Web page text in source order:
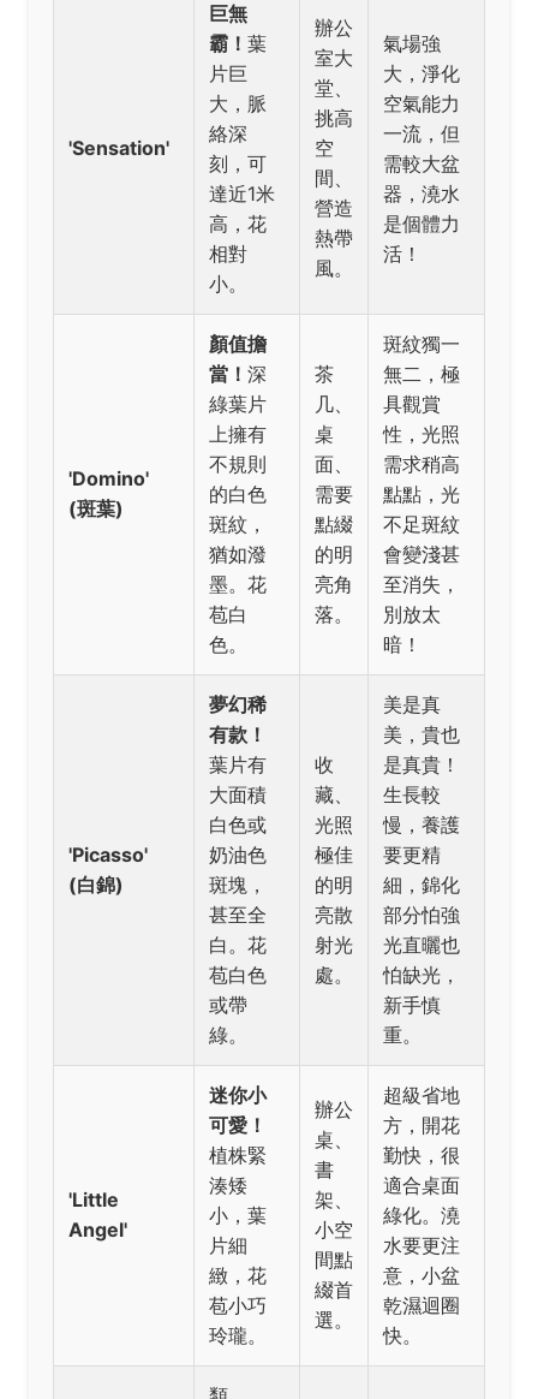
'Sensation'
巨無
霸！ 葉
片巨
大，脈
絡深
刻，可
達近1米
高，花
相對
小。
辦公
室大
堂、
挑高
空
間、
營造
熱帶
風。
氣場強
大，淨化
空氣能力
一流，但
需較大盆
器，澆水
是個體力
活！
'Domino'
(斑葉)
顏值擔
當！ 深
綠葉片
上擁有
不規則
的白色
斑紋，
猶如潑
墨。花
苞白
色。
茶
几、
桌
面、
需要
點綴
的明
亮角
落。
斑紋獨一
無二，極
具觀賞
性，光照
需求稍高
點點，光
不足斑紋
會變淺甚
至消失，
別放太
暗！
'Picasso'
(白錦)
夢幻稀
有款！
葉片有
大面積
白色或
奶油色
斑塊，
甚至全
白。花
苞白色
或帶
綠。
收
藏、
光照
極佳
的明
亮散
射光
處。
美是真
美，貴也
是真貴！
生長較
慢，養護
要更精
細，錦化
部分怕強
光直曬也
怕缺光，
新手慎
重。
'Little
Angel'
迷你小
可愛！
植株緊
湊矮
小，葉
片細
緻，花
苞小巧
玲瓏。
辦公
桌、
書
架、
小空
間點
綴首
選。
超級省地
方，開花
勤快，很
適合桌面
綠化。澆
水要更注
意，小盆
乾濕迴圈
快。